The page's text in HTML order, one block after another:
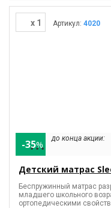
-35%
до конца акции:
x 1 Артикул: 4020
Детский матрас
Беспружинный матрас
младшего школьного
ортопедическими